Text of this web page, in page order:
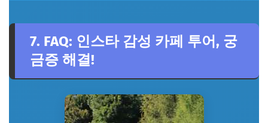
7. FAQ: 인스타 감성 카페 투어, 궁
금증 해결!